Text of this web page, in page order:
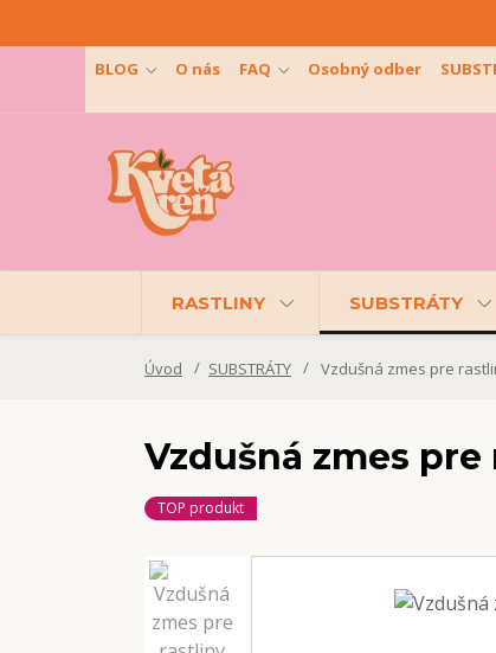
BLOG O nás FAQ Osobný odber
RASTLINY SUBSTRÁTY
Úvod SUBSTRÁTY Vzdušná zmes pre
Vzdušná zmes
TOP produkt